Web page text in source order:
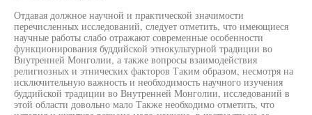
Отдавая должное научной и практической значимости
перечисленных исследований, следует отметить, что имеющиеся
научные работы слабо отражают современные особенности
функционирования буддийской этнокультурной традиции во
Внутренней Монголии, а также вопросы взаимодействия
религиозных и этнических факторов Таким образом, несмотря на
исключительную важность и необходимость научного изучения
буддийской традиции во Внутренней Монголии, исследований в
этой области довольно мало Также необходимо отметить, что